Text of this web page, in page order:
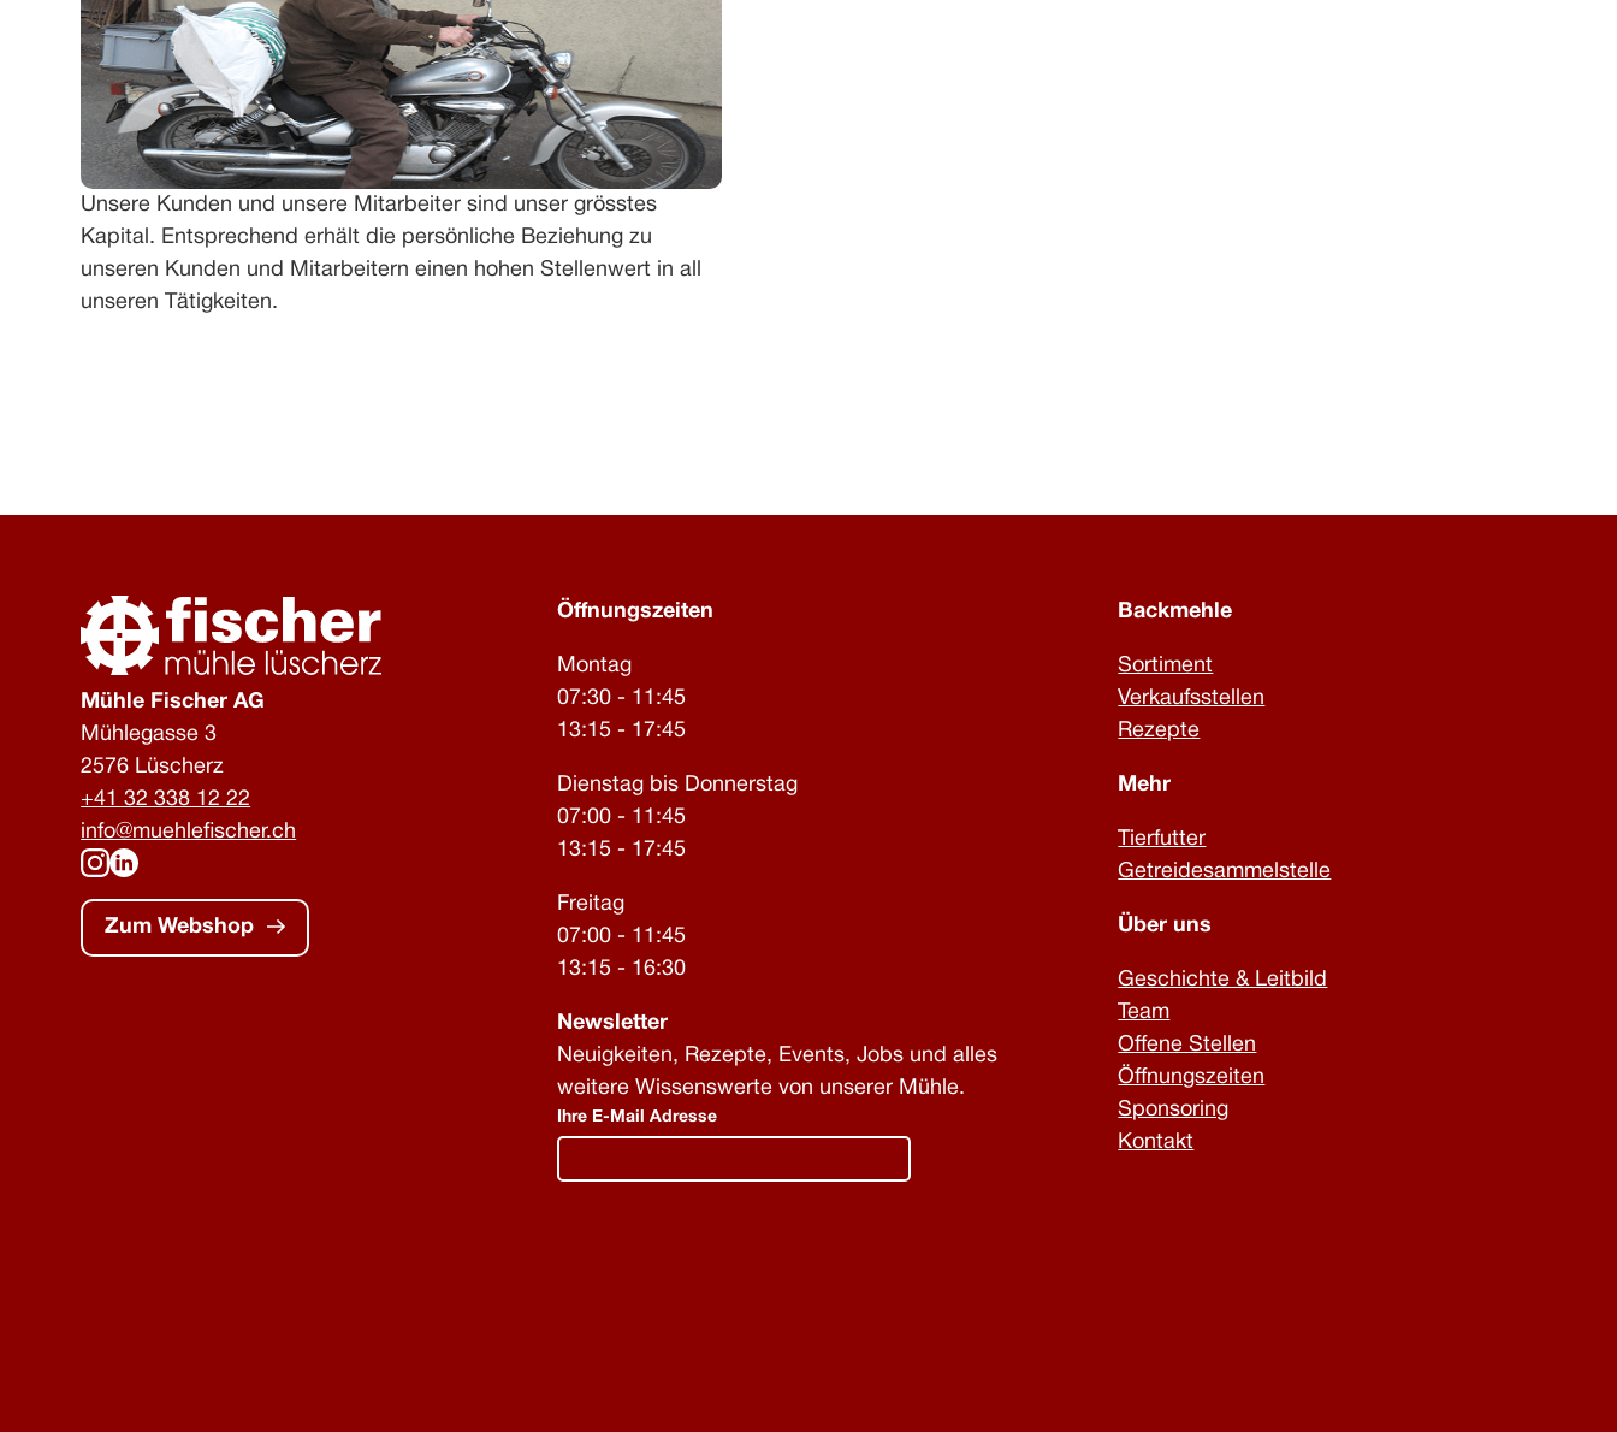
Unsere Kunden und unsere Mitarbeiter sind unser grösstes
Kapital. Entsprechend erhält die persönliche Beziehung zu
unseren Kunden und Mitarbeitern einen hohen Stellenwert in all
unseren Tätigkeiten.
Mühle Fischer AG
Mühlegasse 3
2576 Lüscherz
+41 32 338 12 22
info@muehlefischer.ch
Zum Webshop
Öffnungszeiten
Montag
07:30 - 11:45
13:15 - 17:45
Dienstag bis Donnerstag
07:00 - 11:45
13:15 - 17:45
Freitag
07:00 - 11:45
13:15 - 16:30
Newsletter
Neuigkeiten, Rezepte, Events, Jobs und alles
weitere Wissenswerte von unserer Mühle.
Ihre E-Mail Adresse
Backmehle
Sortiment
Verkaufsstellen
Rezepte
Mehr
Tierfutter
Getreidesammelstelle
Über uns
Geschichte & Leitbild
Team
Offene Stellen
Öffnungszeiten
Sponsoring
Kontakt